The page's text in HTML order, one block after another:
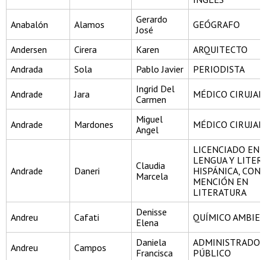
Anabalón Alamos
Gerardo
José
GEÓGRAFO
Andersen Cirera Karen
ARQUITECTO
Andrada
Sola Pablo Javier PERIODISTA
Andrade Jara
Ingrid Del
Carmen
MÉDICO
Andrade Mardones
Miguel
Angel
MÉDICO
Andrade Daneri
Claudia
Marcela
LICENCIADO EN
LENGUA Y
HISPÁNICA, CON
MENCIÓN EN
LITERATURA
Andreu Cafati
Denisse
Elena
QUÍMICO
Andreu Campos
Daniela
Francisca
ADMINISTRADOR
PÚBLICO